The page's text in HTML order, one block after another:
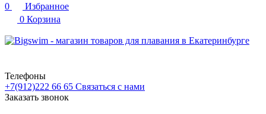
0
Избранное
0 Корзина
Телефоны
+7(912)222 66 65 Связаться с нами
Заказать звонок